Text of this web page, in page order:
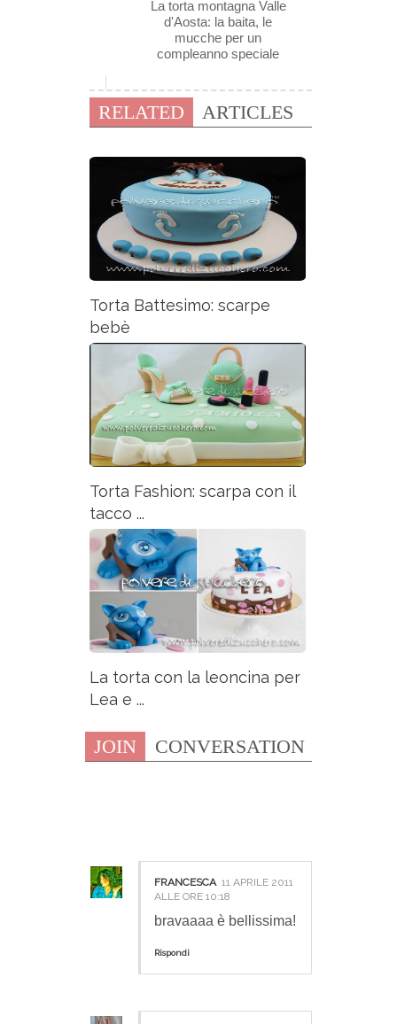
La torta montagna Valle
d'Aosta: la baita, le
mucche per un
compleanno speciale
RELATED ARTICLES
Torta Battesimo: scarpe
bebè
Torta Fashion: scarpa con il
tacco ...
La torta con la leoncina per
Lea e ...
JOIN CONVERSATION
FRANCESCA 11 APRILE 2011
ALLE ORE 10:18
bravaaaa è bellissima!
Rispondi